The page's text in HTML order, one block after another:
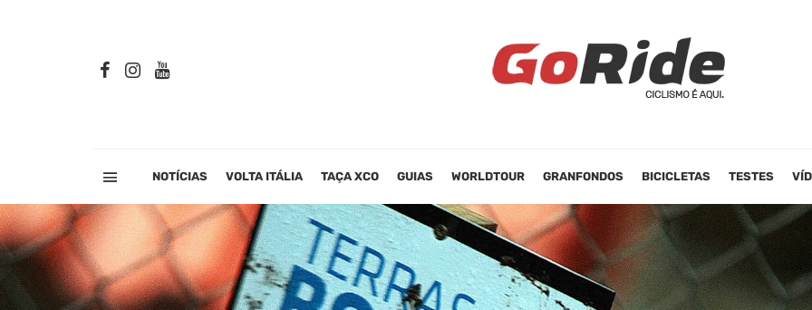
NOTÍCIAS VOLTA ITÁLIA TAÇA XCO GUIAS WORLDTOUR GRANFONDOS BICICLETAS TESTES